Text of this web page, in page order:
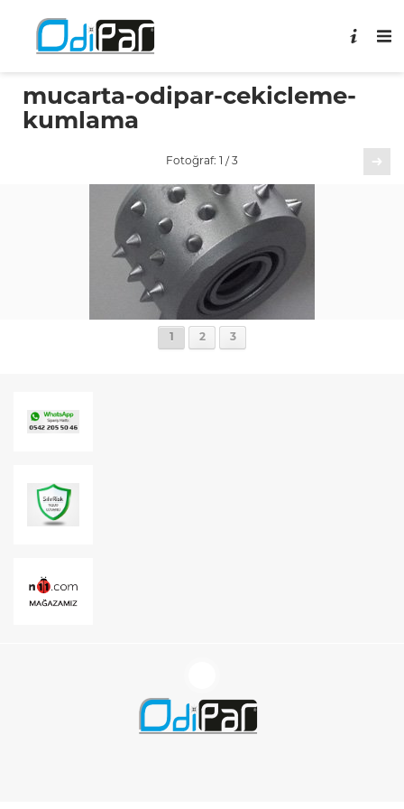
mucarta-odipar-cekicleme-
kumlama
Fotoğraf: 1 / 3
1 2 3